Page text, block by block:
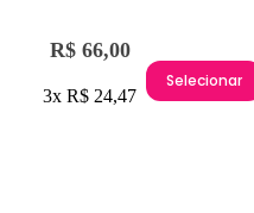
R$ 66,00
3x R$ 24,47
Selecionar